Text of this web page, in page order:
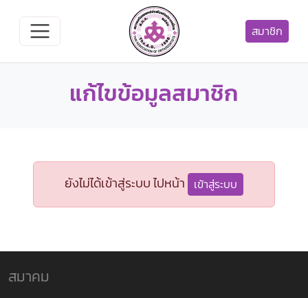
สมาชิก
แก้ไขข้อมูลสมาชิก
ยังไม่ได้เข้าสู่ระบบ ไปหน้า เข้าสู่ระบบ
สมาคม